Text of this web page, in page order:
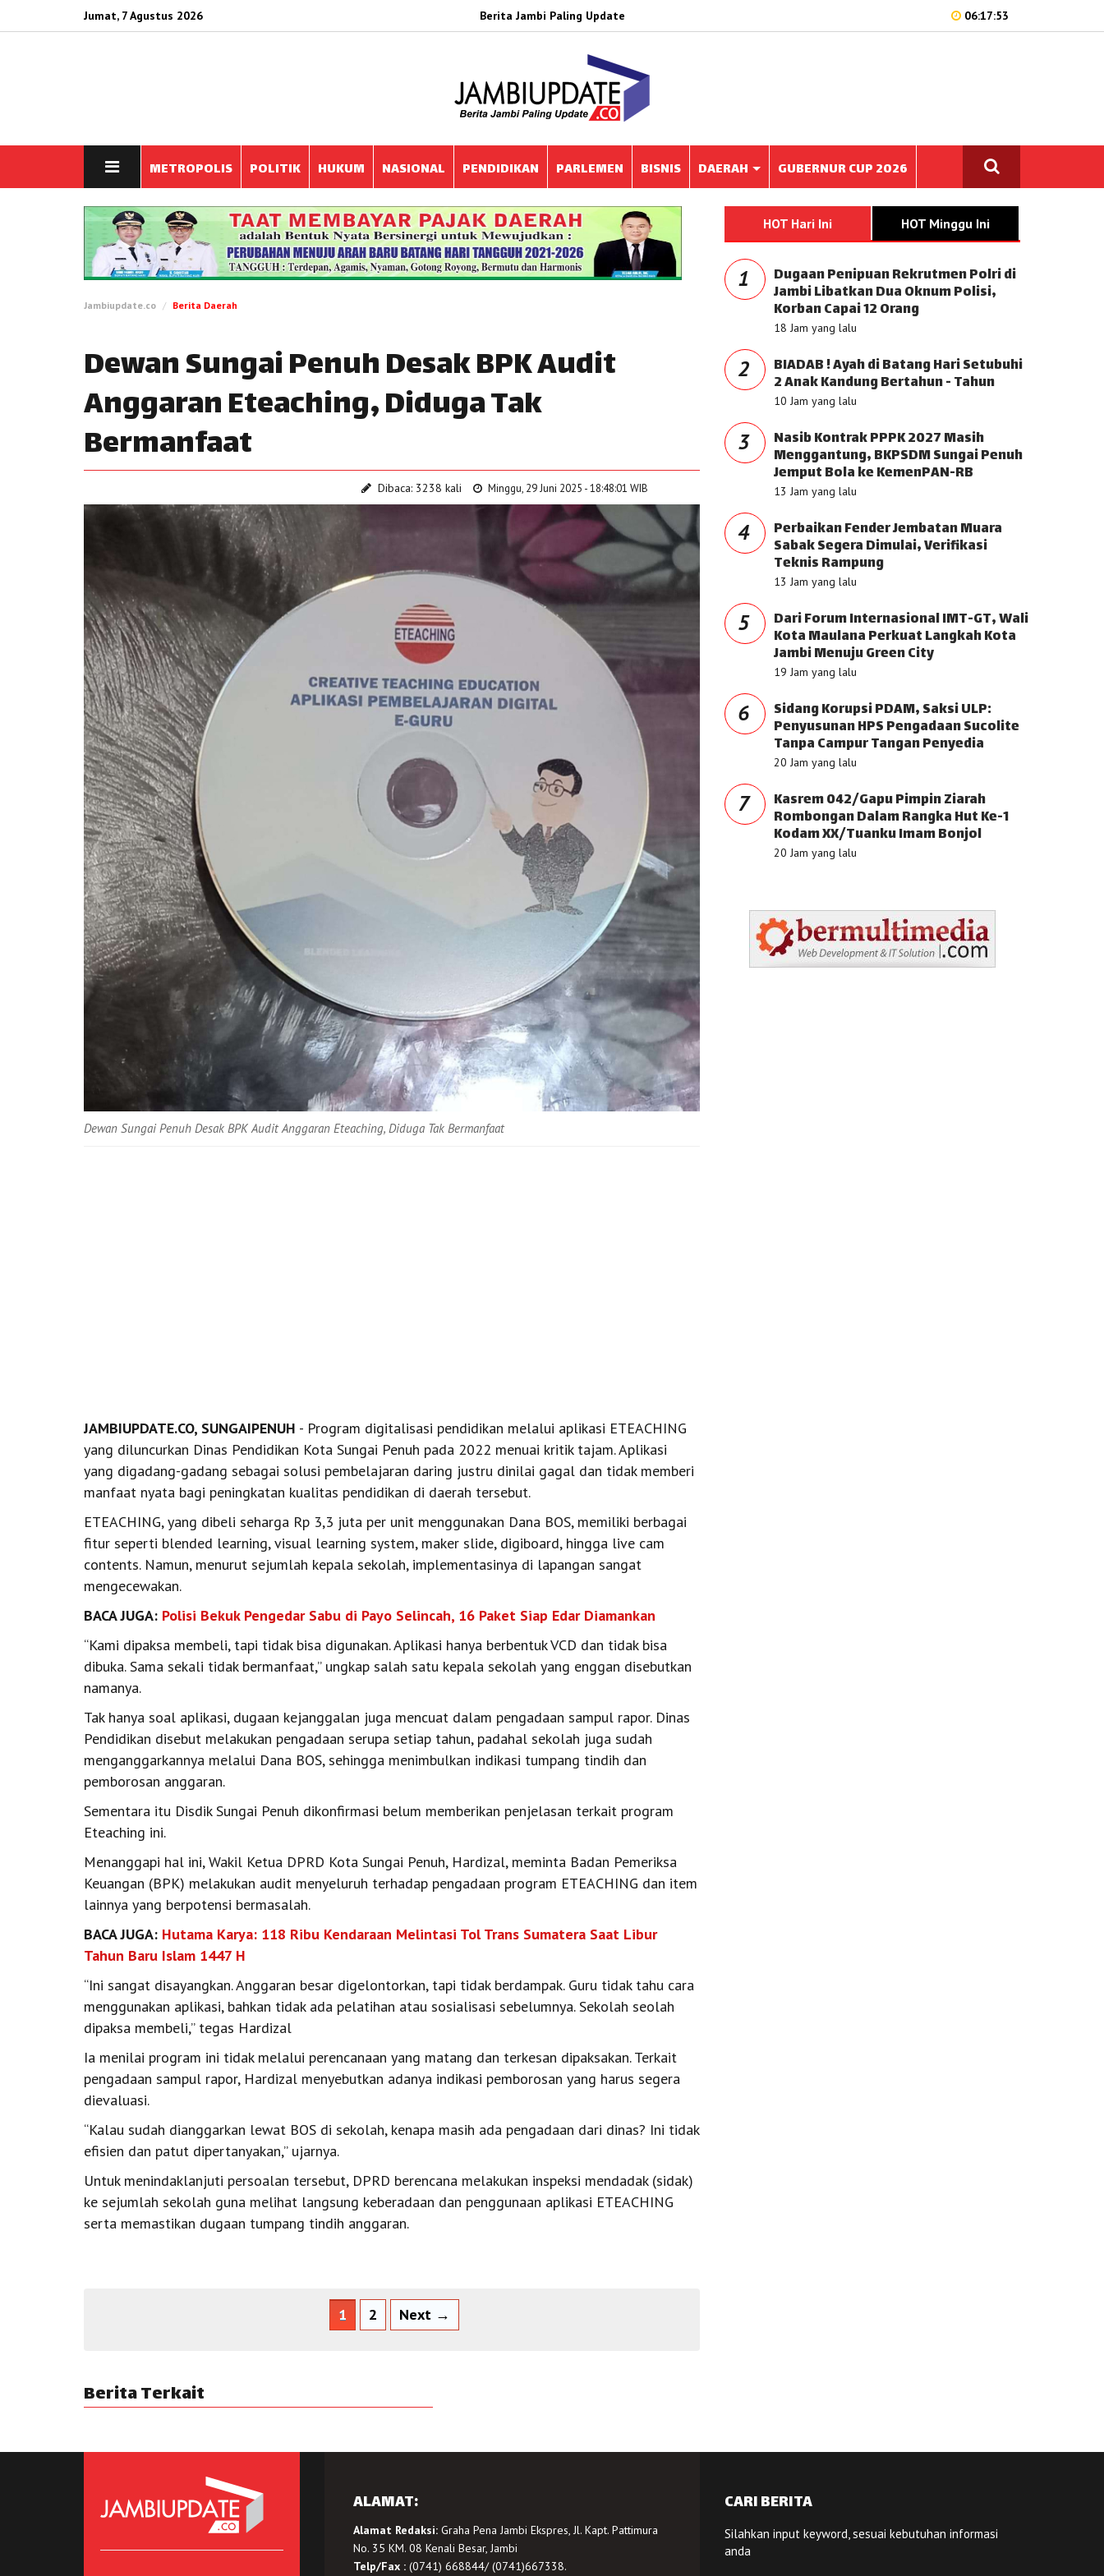
Jumat, 7 Agustus 2026 Berita Jambi Paling Update 06:17:53
METROPOLIS POLITIK HUKUM NASIONAL PENDIDIKAN PARLEMEN BISNIS DAERAH GUBERNUR CUP 2026
Jambiupdate.co Berita Daerah
Dewan Sungai Penuh Desak BPK Audit
Anggaran Eteaching, Diduga Tak
Bermanfaat
Dibaca: 3238 kali Minggu, 29 Juni 2025 - 18:48:01 WIB
Dewan Sungai Penuh Desak BPK Audit Anggaran Eteaching, Diduga Tak Bermanfaat
JAMBIUPDATE.CO, SUNGAIPENUH - Program digitalisasi pendidikan melalui aplikasi ETEACHING
yang diluncurkan Dinas Pendidikan Kota Sungai Penuh pada 2022 menuai kritik tajam. Aplikasi
yang digadang-gadang sebagai solusi pembelajaran daring justru dinilai gagal dan tidak memberi
manfaat nyata bagi peningkatan kualitas pendidikan di daerah tersebut.
ETEACHING, yang dibeli seharga Rp 3,3 juta per unit menggunakan Dana BOS, memiliki berbagai
fitur seperti blended learning, visual learning system, maker slide, digiboard, hingga live cam
contents. Namun, menurut sejumlah kepala sekolah, implementasinya di lapangan sangat
mengecewakan.
BACA JUGA: Polisi Bekuk Pengedar Sabu di Payo Selincah, 16 Paket Siap Edar Diamankan
“Kami dipaksa membeli, tapi tidak bisa digunakan. Aplikasi hanya berbentuk VCD dan tidak bisa
dibuka. Sama sekali tidak bermanfaat,” ungkap salah satu kepala sekolah yang enggan disebutkan
namanya.
Tak hanya soal aplikasi, dugaan kejanggalan juga mencuat dalam pengadaan sampul rapor. Dinas
Pendidikan disebut melakukan pengadaan serupa setiap tahun, padahal sekolah juga sudah
menganggarkannya melalui Dana BOS, sehingga menimbulkan indikasi tumpang tindih dan
pemborosan anggaran.
Sementara itu Disdik Sungai Penuh dikonfirmasi belum memberikan penjelasan terkait program
Eteaching ini.
Menanggapi hal ini, Wakil Ketua DPRD Kota Sungai Penuh, Hardizal, meminta Badan Pemeriksa
Keuangan (BPK) melakukan audit menyeluruh terhadap pengadaan program ETEACHING dan item
lainnya yang berpotensi bermasalah.
BACA JUGA: Hutama Karya: 118 Ribu Kendaraan Melintasi Tol Trans Sumatera Saat Libur
Tahun Baru Islam 1447 H
“Ini sangat disayangkan. Anggaran besar digelontorkan, tapi tidak berdampak. Guru tidak tahu cara
menggunakan aplikasi, bahkan tidak ada pelatihan atau sosialisasi sebelumnya. Sekolah seolah
dipaksa membeli,” tegas Hardizal
Ia menilai program ini tidak melalui perencanaan yang matang dan terkesan dipaksakan. Terkait
pengadaan sampul rapor, Hardizal menyebutkan adanya indikasi pemborosan yang harus segera
dievaluasi.
“Kalau sudah dianggarkan lewat BOS di sekolah, kenapa masih ada pengadaan dari dinas? Ini tidak
efisien dan patut dipertanyakan,” ujarnya.
Untuk menindaklanjuti persoalan tersebut, DPRD berencana melakukan inspeksi mendadak (sidak)
ke sejumlah sekolah guna melihat langsung keberadaan dan penggunaan aplikasi ETEACHING
serta memastikan dugaan tumpang tindih anggaran.
1 2 Next →
Berita Terkait
HOT Hari Ini HOT Minggu Ini
1 Dugaan Penipuan Rekrutmen Polri di
Jambi Libatkan Dua Oknum Polisi,
Korban Capai 12 Orang
18 Jam yang lalu
2 BIADAB ! Ayah di Batang Hari Setubuhi
2 Anak Kandung Bertahun - Tahun
10 Jam yang lalu
3 Nasib Kontrak PPPK 2027 Masih
Menggantung, BKPSDM Sungai Penuh
Jemput Bola ke KemenPAN-RB
13 Jam yang lalu
4 Perbaikan Fender Jembatan Muara
Sabak Segera Dimulai, Verifikasi
Teknis Rampung
13 Jam yang lalu
5 Dari Forum Internasional IMT-GT, Wali
Kota Maulana Perkuat Langkah Kota
Jambi Menuju Green City
19 Jam yang lalu
6 Sidang Korupsi PDAM, Saksi ULP:
Penyusunan HPS Pengadaan Sucolite
Tanpa Campur Tangan Penyedia
20 Jam yang lalu
7 Kasrem 042/Gapu Pimpin Ziarah
Rombongan Dalam Rangka Hut Ke-1
Kodam XX/Tuanku Imam Bonjol
20 Jam yang lalu
ALAMAT:
Alamat Redaksi:Graha Pena Jambi Ekspres, Jl. Kapt. Pattimura
No. 35 KM. 08 Kenali Besar, Jambi
Telp/Fax :(0741) 668844/ (0741)667338.
CARI BERITA
Silahkan input keyword, sesuai kebutuhan informasi
anda